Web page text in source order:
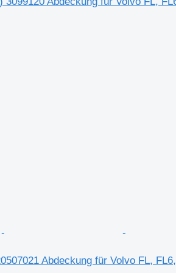
Abdeckung für Volvo FL,